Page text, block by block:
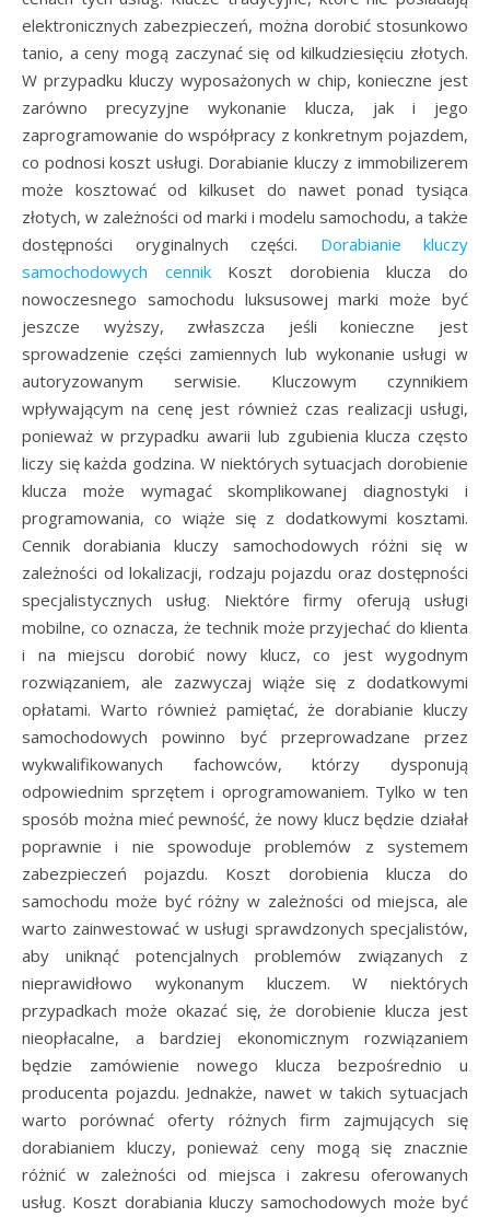
elektronicznych zabezpieczeń, można dorobić stosunkowo
tanio, a ceny mogą zaczynać się od kilkudziesięciu złotych.
W przypadku kluczy wyposażonych w chip, konieczne jest
zarówno precyzyjne wykonanie klucza, jak i jego
zaprogramowanie do współpracy z konkretnym pojazdem,
co podnosi koszt usługi. Dorabianie kluczy z immobilizerem
może kosztować od kilkuset do nawet ponad tysiąca
złotych, w zależności od marki i modelu samochodu, a także
dostępności oryginalnych części. Dorabianie kluczy
samochodowych cennikKoszt dorobienia klucza do
nowoczesnego samochodu luksusowej marki może być
jeszcze wyższy, zwłaszcza jeśli konieczne jest
sprowadzenie części zamiennych lub wykonanie usługi w
autoryzowanym serwisie. Kluczowym czynnikiem
wpływającym na cenę jest również czas realizacji usługi,
ponieważ w przypadku awarii lub zgubienia klucza często
liczy się każda godzina. W niektórych sytuacjach dorobienie
klucza może wymagać skomplikowanej diagnostyki i
programowania, co wiąże się z dodatkowymi kosztami.
Cennik dorabiania kluczy samochodowych różni się w
zależności od lokalizacji, rodzaju pojazdu oraz dostępności
specjalistycznych usług. Niektóre firmy oferują usługi
mobilne, co oznacza, że technik może przyjechać do klienta
i na miejscu dorobić nowy klucz, co jest wygodnym
rozwiązaniem, ale zazwyczaj wiąże się z dodatkowymi
opłatami. Warto również pamiętać, że dorabianie kluczy
samochodowych powinno być przeprowadzane przez
wykwalifikowanych fachowców, którzy dysponują
odpowiednim sprzętem i oprogramowaniem. Tylko w ten
sposób można mieć pewność, że nowy klucz będzie działał
poprawnie i nie spowoduje problemów z systemem
zabezpieczeń pojazdu. Koszt dorobienia klucza do
samochodu może być różny w zależności od miejsca, ale
warto zainwestować w usługi sprawdzonych specjalistów,
aby uniknąć potencjalnych problemów związanych z
nieprawidłowo wykonanym kluczem. W niektórych
przypadkach może okazać się, że dorobienie klucza jest
nieopłacalne, a bardziej ekonomicznym rozwiązaniem
będzie zamówienie nowego klucza bezpośrednio u
producenta pojazdu. Jednakże, nawet w takich sytuacjach
warto porównać oferty różnych firm zajmujących się
dorabianiem kluczy, ponieważ ceny mogą się znacznie
różnić w zależności od miejsca i zakresu oferowanych
usług. Koszt dorabiania kluczy samochodowych może być